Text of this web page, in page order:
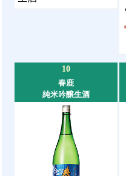
10
春鹿
純米吟醸生酒